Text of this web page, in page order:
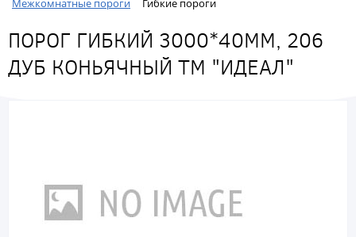
Межкомнатные пороги
Гибкие пороги
ПОРОГ ГИБКИЙ 3000*40ММ, 206
ДУБ КОНЬЯЧНЫЙ ТМ "ИДЕАЛ"